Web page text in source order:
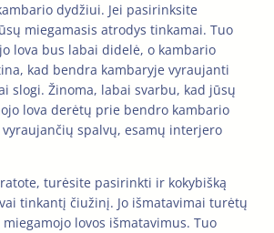
dydžiui. Jei pasirinksite
miegamasis atrodys tinkamai. Tuo
lova bus labai didelė, o kambario
kad bendra kambaryje vyraujanti
slogi. Žinoma, labai svarbu, kad jūsų
lova derėtų prie bendro kambario
spalvų, esamų interjero
turėsite pasirinkti ir kokybišką
tinkantį čiužinį. Jo išmatavimai turėtų
lovos išmatavimus. Tuo